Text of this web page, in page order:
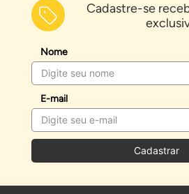
Cadastre-se
Nome
E-mail
Cadastrar